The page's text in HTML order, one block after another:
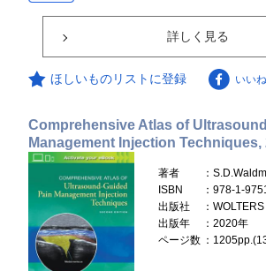
詳しく見る
ほしいものリストに登録 いいね
Comprehensive Atlas of
Management Injection Techniques,
著者
：
ISBN
：978-1-
出版社
：
出版年
：2020年
ページ数 ：